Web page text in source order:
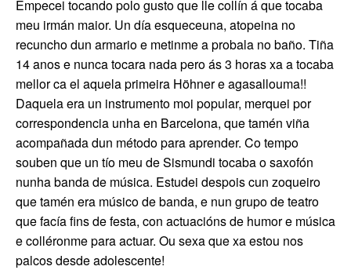
Empecei tocando polo gusto que lle collín á que tocaba
meu irmán maior. Un día esqueceuna, atopeina no
recuncho dun armario e metinme a probala no baño. Tiña
14 anos e nunca tocara nada pero ás 3 horas xa a tocaba
mellor ca el aquela primeira Höhner e agasallouma!!
Daquela era un instrumento moi popular, merquei por
correspondencia unha en Barcelona, que tamén viña
acompañada dun método para aprender. Co tempo
souben que un tío meu de Sismundi tocaba o saxofón
nunha banda de música. Estudei despois cun zoqueiro
que tamén era músico de banda, e nun grupo de teatro
que facía fins de festa, con actuacións de humor e música
e colléronme para actuar. Ou sexa que xa estou nos
palcos desde adolescente!